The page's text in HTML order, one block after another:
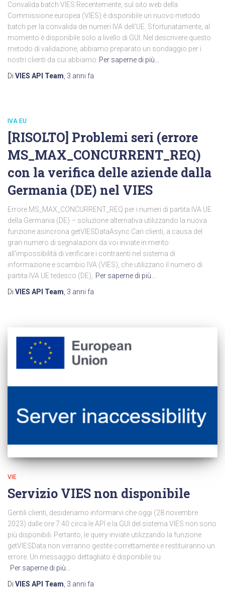
Convalida batch VIES Recentemente, sul sito web della
Commissione europea (VIES) è disponibile un nuovo metodo
batch per la convalida dei numeri IVA dell'UE. Sfortunatamente, al
momento è disponibile solo a livello di GUI. Nel descrivere questo
metodo di validazione, abbiamo preparato un sondaggio per i
nostri clienti da cui abbiamo Per saperne di più…
Di VIES API Team 3 anni fa
IVA EU
[RISOLTO] Problemi seri (errore
MS_MAX_CONCURRENT_REQ)
con la verifica delle aziende dalla
Germania (DE) nel VIES
Errore MS_MAX_CONCURRENT_REQ per i numeri di partita IVA UE
della Germania (DE) – soluzione alternativa utilizzando la nuova
funzione asincrona getVIESDataAsync Cari clienti, a causa del
gran numero di segnalazioni da voi inviate in merito
all'impossibilità di verificare i contraenti nel sistema di
informazione e scambio IVA (VIES), che utilizzano il numero di
partita IVA UE tedesco (DE),
Per saperne di più…
Di VIES API Team 3 anni fa
VIE
Servizio VIES non disponibile
Gentili clienti, desideriamo informarvi che oggi (28 novembre
2023) dalle ore 7:40 circa le API e la GUI del sistema VIES non sono
più disponibili. Pertanto, le query inviate utilizzando la funzione
getVIESData non verranno gestite correttamente e restituiranno un
errore. Un messaggio dettagliato è disponibile su
Per saperne di più…
Di VIES API Team 3 anni fa